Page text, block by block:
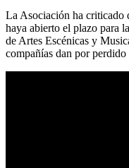
La Asociación ha criticado
haya abierto el plazo para
de Artes Escénicas y
compañías dan por perdido